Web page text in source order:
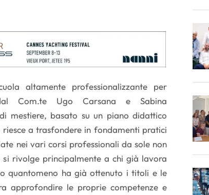
altamente professionalizzante per
Com.te Ugo Carsana e Sabina
mestiere, basato su un piano didattico
a trasfondere in fondamenti pratici
nei vari corsi professionali da sole non
si rivolge principalmente a chi già lavora
quantomeno ha già ottenuto i titoli e le
approfondire le proprie competenze e